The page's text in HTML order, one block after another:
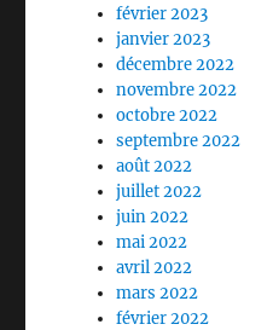
février 2023
janvier 2023
décembre 2022
novembre 2022
octobre 2022
septembre 2022
août 2022
juillet 2022
juin 2022
mai 2022
avril 2022
mars 2022
février 2022